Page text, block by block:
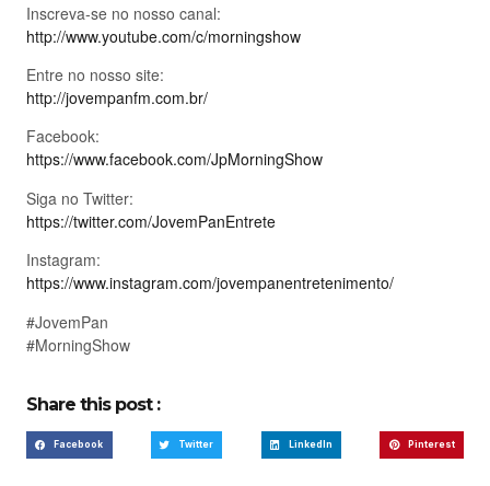
Inscreva-se no nosso canal:
http://www.youtube.com/c/morningshow
Entre no nosso site:
http://jovempanfm.com.br/
Facebook:
https://www.facebook.com/JpMorningShow
Siga no Twitter:
https://twitter.com/JovemPanEntrete
Instagram:
https://www.instagram.com/jovempanentretenimento/
#JovemPan
#MorningShow
Share this post :
Facebook Twitter LinkedIn Pinterest